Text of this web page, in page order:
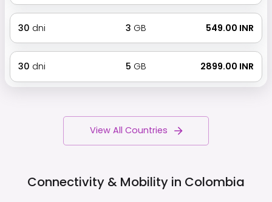
30 dni 3 GB ₹ 549.00 INR
30 dni 5 GB ₹ 2899.00 INR
View All Countries
Connectivity & Mobility in Colombia